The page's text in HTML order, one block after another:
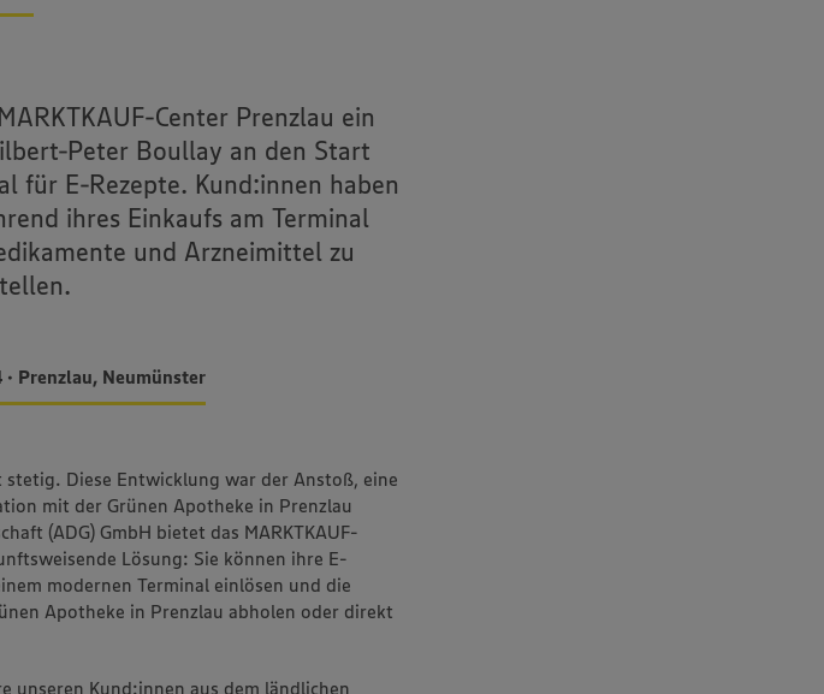
Center Prenzlau ein
Peter Boullay an den Start
für E-Rezepte. Kund:innen haben
ihres Einkaufs am Terminal
und Arzneimittel zu
Prenzlau, Neumünster
Diese Entwicklung war der Anstoß, eine
mit der Grünen Apotheke in Prenzlau
(ADG) GmbH bietet das MARKTKAUF-
Lösung: Sie können ihre E-
modernen Terminal einlösen und die
Apotheke in Prenzlau abholen oder direkt
unseren Kund:innen aus dem ländlichen